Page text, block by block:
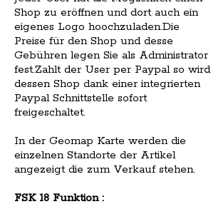
Shop zu eröffnen und dort auch ein
eigenes Logo hoochzuladen.Die
Preise für den Shop und desse
Gebühren legen Sie als Administrator
fest.Zahlt der User per Paypal so wird
dessen Shop dank einer integrierten
Paypal Schnittstelle sofort
freigeschaltet.
In der Geomap Karte werden die
einzelnen Standorte der Artikel
angezeigt die zum Verkauf stehen.
FSK 18 Funktion :